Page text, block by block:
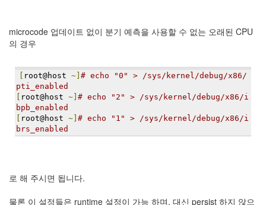
microcode 업데이트 없이 분기 예측을 사용할 수 없는 오래된 CPU
의 경우
root@host ~] # echo "0" > /sys/kernel/debug/x86/
pti_enabled
root@host ~] # echo "2" > /sys/kernel/debug/x86/i
bpb_enabled
root@host ~] # echo "1" > /sys/kernel/debug/x86/i
brs_enabled
로 해 주시면 됩니다.
물론 이 설정들은 runtime 설정이 가능 하며, 대신 persist 하지 않으
ion
1280...
by
정
균
BASMAN
전
스